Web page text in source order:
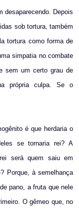
desaparecendo. Depois
sob tortura, também
tortura como forma de
simpatia no combate
sem um certo grau de
própria culpa. Se o
é que herdaria o
se tornaria rei? A
será quem saiu em
Porque, à semelhança
pano, a fruta que nele
O gêmeo que, no